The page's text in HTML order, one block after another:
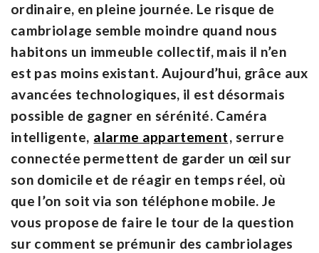
ordinaire, en pleine journée. Le risque de
cambriolage semble moindre quand nous
habitons un immeuble collectif, mais il n’en
est pas moins existant. Aujourd’hui, grâce aux
avancées technologiques, il est désormais
possible de gagner en sérénité. Caméra
intelligente, alarme appartement, serrure
connectée permettent de garder un œil sur
son domicile et de réagir en temps réel, où
que l’on soit via son téléphone mobile. Je
vous propose de faire le tour de la question
sur comment se prémunir des cambriolages